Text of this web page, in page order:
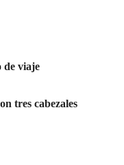
de viaje
tres cabezales